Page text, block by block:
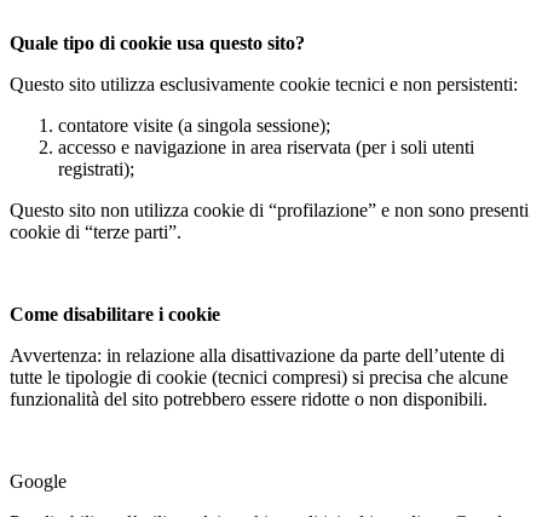
Quale tipo di cookie usa questo sito?
Questo sito utilizza esclusivamente cookie tecnici e non persistenti:
contatore visite (a singola sessione);
accesso e navigazione in area riservata (per i soli utenti
registrati);
Questo sito non utilizza cookie di “profilazione” e non sono presenti
cookie di “terze parti”.
Come disabilitare i cookie
Avvertenza: in relazione alla disattivazione da parte dell’utente di
tutte le tipologie di cookie (tecnici compresi) si precisa che alcune
funzionalità del sito potrebbero essere ridotte o non disponibili.
Google